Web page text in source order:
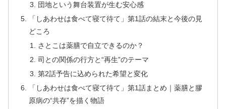
団地という舞台装置が生む安心感
「しあわせは食べて寝て待て」第1話の結末と今後の見
どころ
さとこは薬膳で自立できるのか？
司との関係の行方と“再生”のテーマ
第2話予告に込められた希望と変化
「しあわせは食べて寝て待て」第1話まとめ｜薬膳と膠
原病の“共存”を描く物語